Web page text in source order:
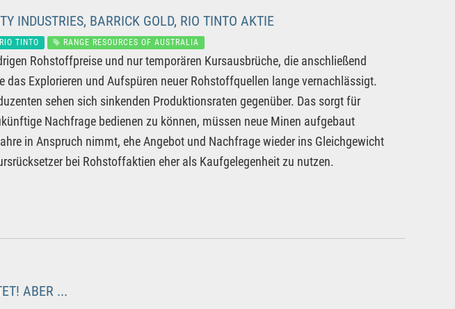
INDUSTRIES, BARRICK GOLD, RIO TINTO AKTIE
RIO TINTO RANGE RESOURCES OF AUSTRALIA
Rohstoffpreise und nur temporären Kursausbrüche, die anschließend
Explorieren und Aufspüren neuer Rohstoffquellen lange vernachlässigt.
sehen sich sinkenden Produktionsraten gegenüber. Das sorgt für
Nachfrage bedienen zu können, müssen neue Minen aufgebaut
in Anspruch nimmt, ehe Angebot und Nachfrage wieder ins Gleichgewicht
bei Rohstoffaktien eher als Kaufgelegenheit zu nutzen.
ABER ...